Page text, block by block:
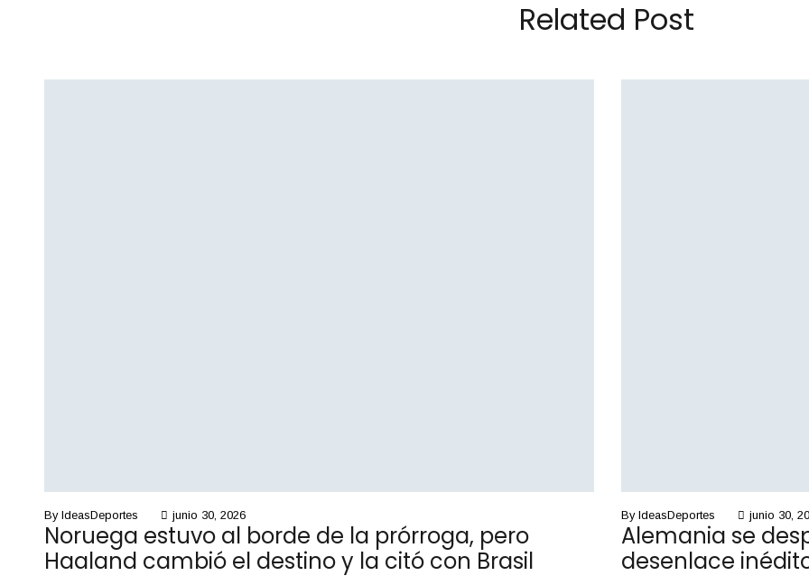
Related Post
By IdeasDeportes junio 30, 2026
Noruega estuvo al borde de la prórroga, pero
Haaland cambió el destino y la citó con Brasil
By IdeasDeportes junio 30,
Alemania se
desenlace